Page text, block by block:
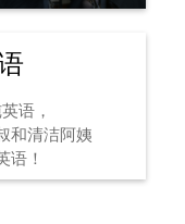
语，
和清洁阿姨
语！